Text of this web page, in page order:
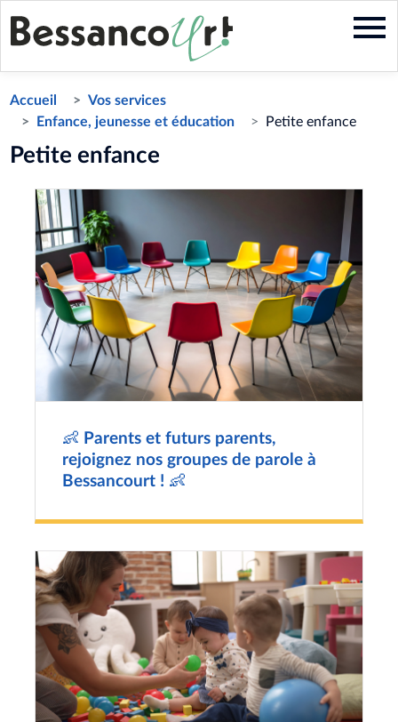
Aller
au
contenu
Accueil
Vos services
Enfance, jeunesse et éducation
Petite enfance
Petite enfance
👶 Parents et futurs parents,
rejoignez nos groupes de parole à
Bessancourt ! 👶